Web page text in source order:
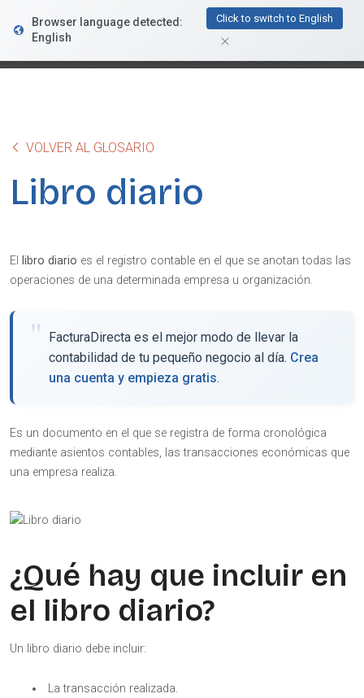
FacturaDirecta
Browser language detected:
English
Click to switch to English
VOLVER AL GLOSARIO
Libro diario
El libro diario es el registro contable en el que se anotan todas las
operaciones de una determinada empresa u organización.
FacturaDirecta es el mejor modo de llevar la
contabilidad de tu pequeño negocio al día. Crea
una cuenta y empieza gratis.
Es un documento en el que se registra de forma cronológica
mediante asientos contables, las transacciones económicas que
una empresa realiza.
¿Qué hay que incluir en
el libro diario?
Un libro diario debe incluir:
La transacción realizada.